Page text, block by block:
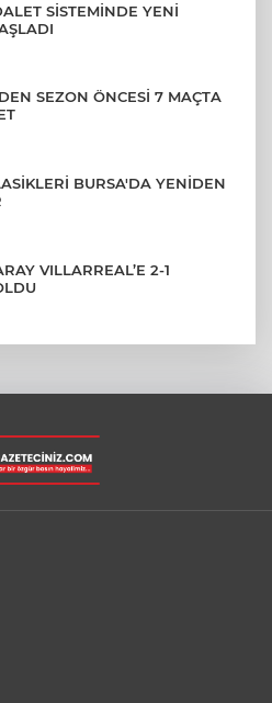
SİSTEMİNDE YENİ
SEZON ÖNCESİ 7 MAÇTA
BURSA'DA YENİDEN
VILLARREAL’E 2-1
PİKNİK HERKESE NASİP
ÇOCUKLAR TATİLİ